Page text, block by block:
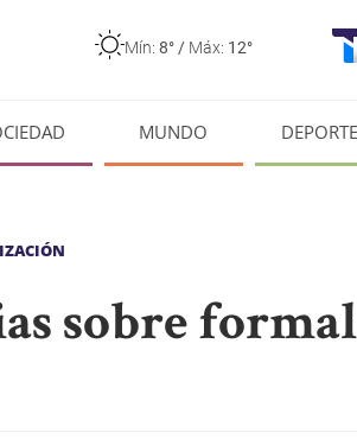
Mín: 8° / Máx: 12°
MUNDO
sobre